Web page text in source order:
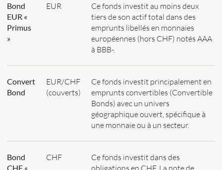
Bond
EUR «
Primus
»
EUR
Ce fonds investit au moins deux
tiers de son actif total dans des
emprunts libellés en monnaies
européennes (hors CHF) notés AAA
à BBB-.
Convert
Bond
EUR/CHF
(couverts)
Ce fonds investit principalement en
emprunts convertibles (Convertible
Bonds) avec un univers
géographique ouvert, spécifique à
une monnaie ou à un secteur.
Bond
CHF «
CHF
Ce fonds investit dans des
obligations en CHF. La note de